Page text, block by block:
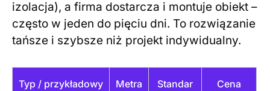
izolacja), a firma dostarcza i montuje obiekt –
często w jeden do pięciu dni. To rozwiązanie
tańsze i szybsze niż projekt indywidualny.
Typ / przykładowy
Metra
Standar
Cena